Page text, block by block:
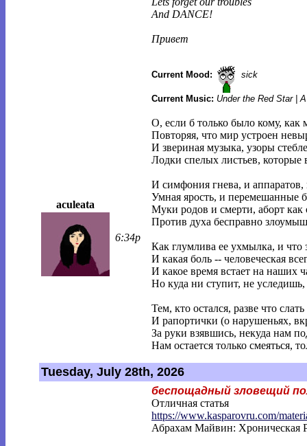
And DANCE!
Привет
Current Mood: sick
Current Music: Under the Red Star |
aculeata
6:34p
О, если б только было кому,
Повторяя, что мир устроен
И звериная музыка, узоры
Лодки спелых листьев, которые
И симфония гнева, и аппаратов,
Умная ярость, и перемешанные
Муки родов и смерти, аборт как
Против духа бесправно
Как глумлива ее ухмылка, и что
И какая боль -- человеческая
И какое время встает на наших
Но куда ни ступит, не
Тем, кто остался, разве что
И рапортички (о нарушеньях,
За руки взявшись, некуда нам
Нам остается только смеяться,
Tuesday, July 28th, 2026
беспощадный зловещий
Отличная статья
https://www.kasparovru.com/
Абрахам Майвин: Хроническая